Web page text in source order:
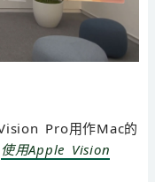
Pro用作Mac的
使用Apple Vision